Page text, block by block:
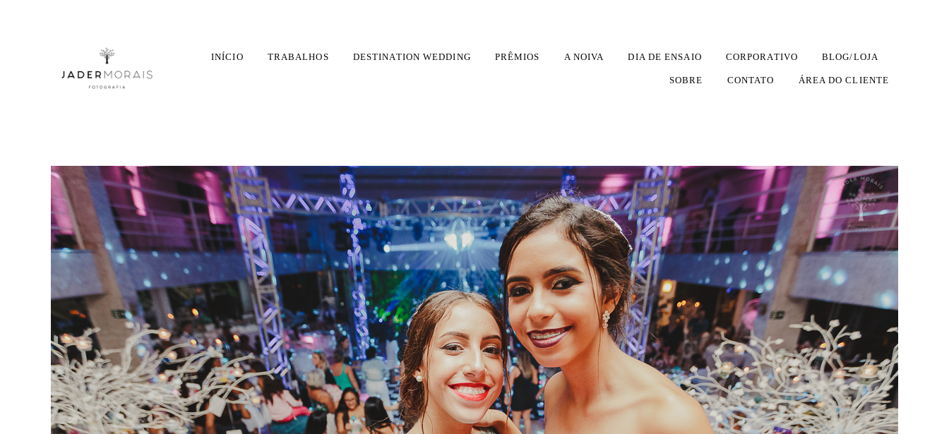
INÍCIO TRABALHOS DESTINATION WEDDING PRÊMIOS A NOIVA DIA DE ENSAIO CORPORATIVO BLOG/LOJA
SOBRE CONTATO ÁREA DO CLIENTE